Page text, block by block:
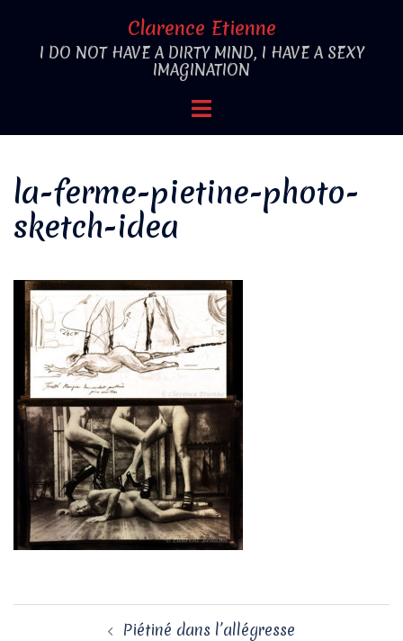
contenu
Clarence Etienne
I DO NOT HAVE A DIRTY MIND, I HAVE A SEXY
IMAGINATION
Ouvrir/fermer
la-ferme-pietine-photo-
sketch-idea
NavigationPiétiné dans l’allégresse